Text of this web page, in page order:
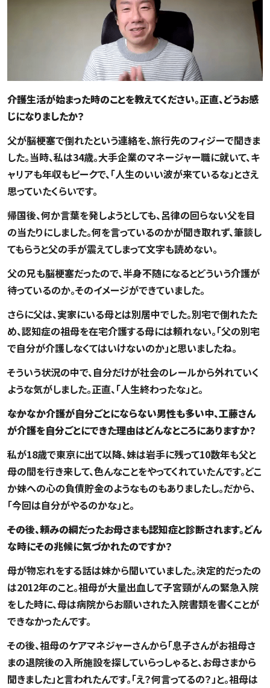
――介護生活が始まった時のことを教えてください。正直、どうお感
じになりましたか？
父が脳梗塞で倒れたという連絡を、旅行先のフィジーで聞きま
した。当時、私は34歳。大手企業のマネージャー職に就いて、キ
ャリアも年収もピークで、「人生のいい波が来ているな」とさえ
思っていたくらいです。
帰国後、何か言葉を発しようとしても、呂律の回らない父を目
の当たりにしました。何を言っているのかが聞き取れず、筆談し
てもらうと父の手が震えてしまって文字も読めない。
父の兄も脳梗塞だったので、半身不随になるとどういう介護が
待っているのか。そのイメージができていました。
さらに父は、実家にいる母とは別居中でした。別宅で倒れたた
め、認知症の祖母を在宅介護する母には頼れない。「父の別宅
で自分が介護しなくてはいけないのか」と思いましたね。
そういう状況の中で、自分だけが社会のレールから外れていく
ような気がしました。正直、「人生終わったな」と。
――なかなか介護が自分ごとにならない男性も多い中、工藤さん
が介護を自分ごとにできた理由はどんなところにありますか？
私が18歳で東京に出て以降、妹は岩手に残って10数年も父と
母の間を行き来して、色んなことをやってくれていたんです。どこ
か妹への心の負債貯金のようなものもありましたし。だから、
「今回は自分がやるのかな」と。
――その後、頼みの綱だったお母さまも認知症と診断されます。どん
な時にその兆候に気づかれたのですか？
母が物忘れをする話は妹から聞いていました。決定的だったの
は2012年のこと。祖母が大量出血して子宮頸がんの緊急入院
をした時に、母は病院からお願いされた入院書類を書くことが
できなかったんです。
その後、祖母のケアマネジャーさんから「息子さんがお祖母さ
まの退院後の入所施設を探していらっしゃると、お母さまから
聞きました」と言われたんです。「え？何言ってるの？」と。祖母は